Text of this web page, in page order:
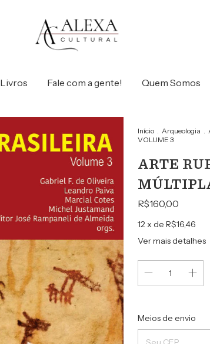
Livros Fale com a gente! Quem Somos
Início . Arqueologia .
VOLUME 3
ARTE
R$160,00
12x de R$16,46
Ver mais detalhes
Entregas para o
Meios de envio